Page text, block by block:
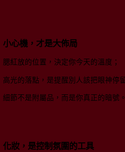
小心機，才是大佈局
腮紅放的位置，決定你今天的溫度；
高光的落點，是提醒別人該把眼神停
細節不是附屬品，而是你真正的暗號。
化妝，是控制氛圍的工具